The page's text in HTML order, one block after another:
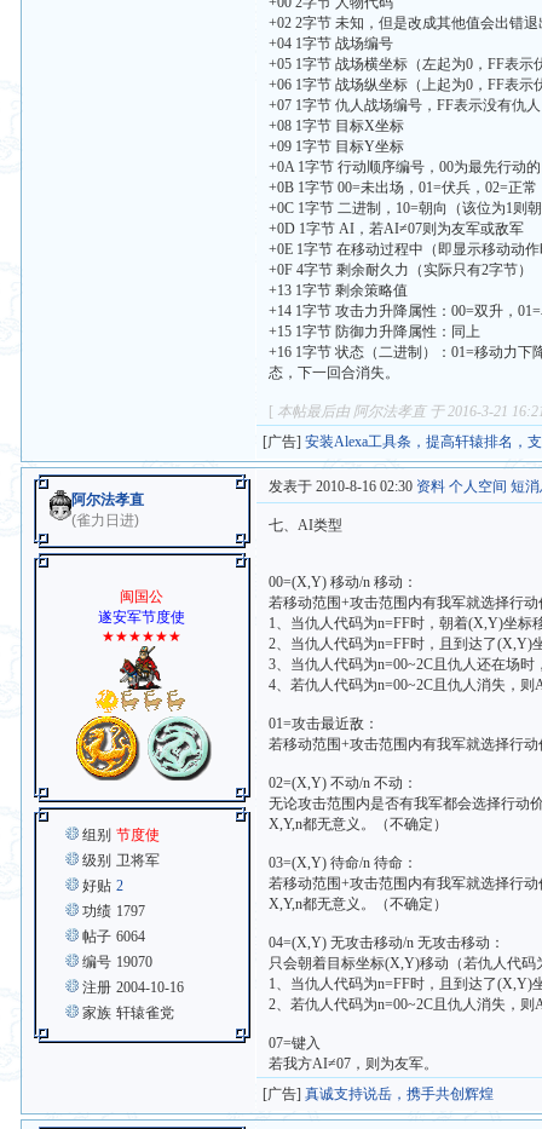
+02 2字节 未知，但是改成其他值会出错退
+04 1字节 战场编号
+05 1字节 战场横坐标（左起为0，FF表示
+06 1字节 战场纵坐标（上起为0，FF表示
+07 1字节 仇人战场编号，FF表示没有仇人
+08 1字节 目标X坐标
+09 1字节 目标Y坐标
+0A 1字节 行动顺序编号，00为最先行动
+0B 1字节 00=未出场，01=伏兵，02=正常
+0C 1字节 二进制，10=朝向（该位为1则
+0D 1字节 AI，若AI≠07则为友军或敌军
+0E 1字节 在移动过程中（即显示移动动
+0F 4字节 剩余耐久力（实际只有2字节）
+13 1字节 剩余策略值
+14 1字节 攻击力升降属性：00=双升，
+15 1字节 防御力升降属性：同上
+16 1字节 状态（二进制）：01=移动力
态，下一回合消失。
[ 本帖最后由 阿尔法孝直 于 2016-3-21
[广告]安装Alexa工具条，提高轩辕排名，
阿尔法孝直
(雀力日进)
闽国公
遂安军节度使
★★★★★★
组别 节度使
级别 卫将军
好贴 2
功绩 1797
帖子 6064
编号 19070
注册 2004-10-16
家族 轩辕雀党
发表于 2010-8-16 02:30 资料 个人空间 短
七、AI类型
00=(X,Y) 移动/n 移动：
若移动范围+攻击范围内有我军就选择行
1、当仇人代码为n=FF时，朝着(X,Y)坐标
2、当仇人代码为n=FF时，且到达了(X,Y)
3、当仇人代码为n=00~2C且仇人还在场
4、若仇人代码为n=00~2C且仇人消失，
01=攻击最近敌：
若移动范围+攻击范围内有我军就选择行
02=(X,Y) 不动/n 不动：
无论攻击范围内是否有我军都会选择行动
X,Y,n都无意义。（不确定）
03=(X,Y) 待命/n 待命：
若移动范围+攻击范围内有我军就选择行
X,Y,n都无意义。（不确定）
04=(X,Y) 无攻击移动/n 无攻击移动：
只会朝着目标坐标(X,Y)移动（若仇人代
1、当仇人代码为n=FF时，且到达了(X,Y)
2、若仇人代码为n=00~2C且仇人消失，
07=键入
若我方AI≠07，则为友军。
[广告]真诚支持说岳，携手共创辉煌